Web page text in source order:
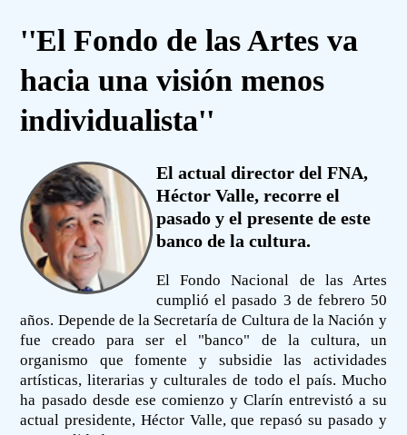
''El Fondo de las Artes va
hacia una visión menos
individualista''
El actual director del FNA,
Héctor Valle, recorre el
pasado y el presente de este
banco de la cultura.
El Fondo Nacional de las Artes
cumplió el pasado 3 de febrero 50
años. Depende de la Secretaría de Cultura de la Nación y
fue creado para ser el "banco" de la cultura, un
organismo que fomente y subsidie las actividades
artísticas, literarias y culturales de todo el país. Mucho
ha pasado desde ese comienzo y Clarín entrevistó a su
actual presidente, Héctor Valle, que repasó su pasado y